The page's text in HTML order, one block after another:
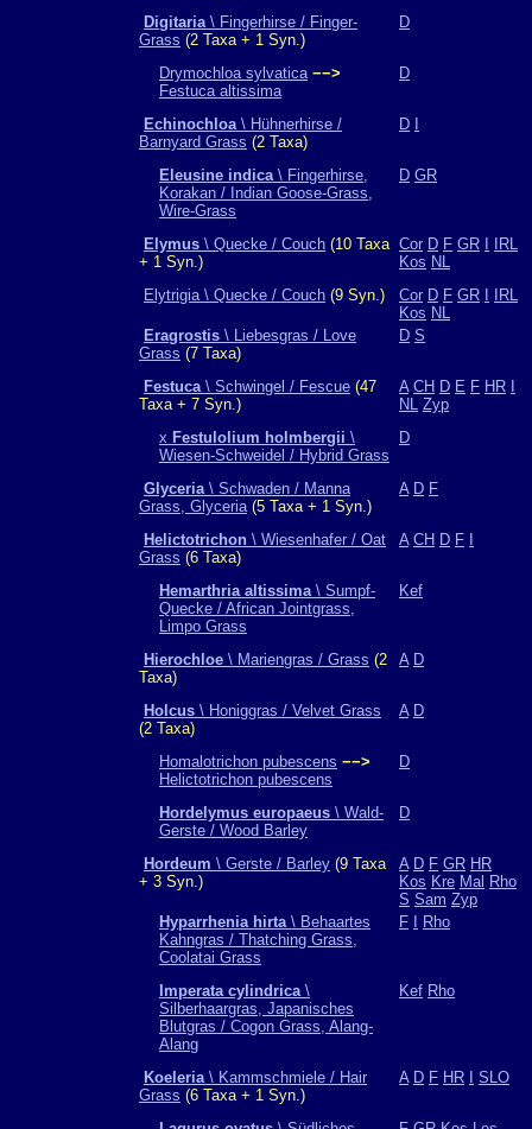
Digitaria\ Fingerhirse / Finger-
Grass (2 Taxa + 1 Syn.)
D
Drymochloa sylvatica −−>
Festuca altissima
D
Echinochloa\ Hühnerhirse /
Barnyard Grass (2 Taxa)
D
Eleusine indica\ Fingerhirse,
Korakan / Indian Goose-Grass,
Wire-Grass
D GR
Elymus \ Quecke / Couch (10 Taxa
+ 1 Syn.)
Cor D F GR
IRL
Kos NL
Elytrigia \ Quecke / Couch (9 Syn.) Cor D F GR
IRL
Kos NL
Eragrostis \ Liebesgras / Love
Grass (7 Taxa)
D S
Festuca\ Schwingel / Fescue (47
Taxa + 7 Syn.)
A CH D E F HR
NL Zyp
x Festulolium holmbergii \
Wiesen-Schweidel / Hybrid Grass
D
Glyceria\ Schwaden / Manna
Grass, Glyceria(5 Taxa + 1 Syn.)
A D F
Helictotrichon \ Wiesenhafer / Oat
Grass (6 Taxa)
A CH D F
Hemarthria altissima\ Sumpf-
Quecke / African Jointgrass,
Limpo Grass
Kef
Hierochloe \ Mariengras / Grass (2
Taxa)
A D
Holcus \ Honiggras / Velvet Grass
(2 Taxa)
A D
Homalotrichon pubescens −−>
Helictotrichon pubescens
D
Hordelymus europaeus \ Wald-
Gerste / Wood Barley
D
Hordeum \ Gerste / Barley (9 Taxa
+ 3 Syn.)
A D F GR HR
Kos Kre Mal Rho
S Sam Zyp
Hyparrhenia hirta\ Behaartes
Kahngras / Thatching Grass,
Coolatai Grass
F Rho
Imperata cylindrica\
Silberhaargras, Japanisches
Blutgras / Cogon Grass, Alang-
Alang
Kef Rho
Koeleria\ Kammschmiele / Hair
Grass (6 Taxa + 1 Syn.)
A D F HR SLO